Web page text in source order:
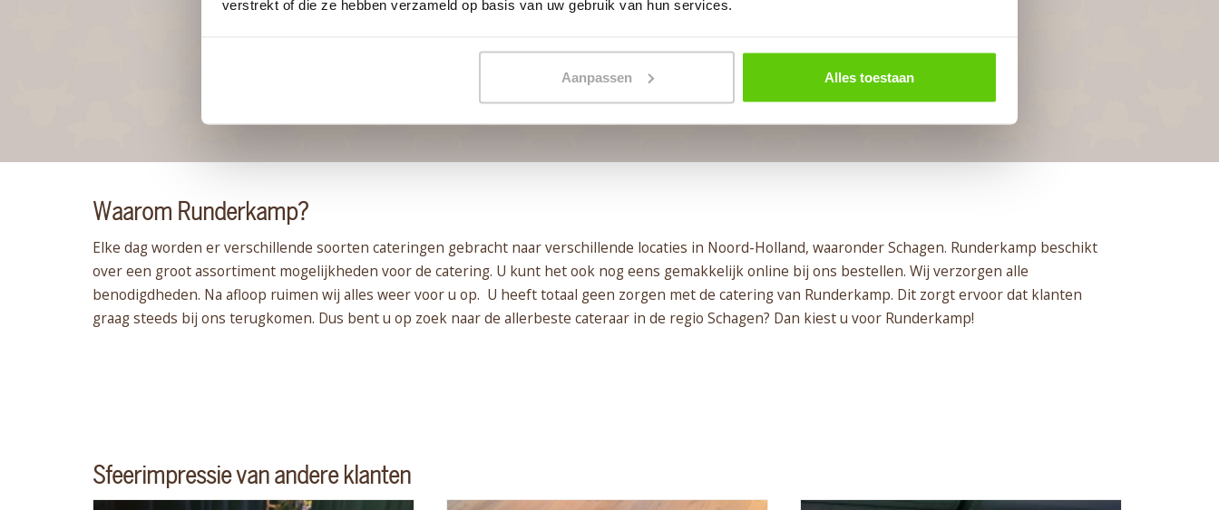
verstrekt of die ze hebben verzameld op basis van uw gebruik van hun services.
Aanpassen Alles toestaan
BEGIN MET PLANNEN
Waarom Runderkamp?
Elke dag worden er verschillende soorten cateringen gebracht naar verschillende locaties in Noord-Holland, waaronder Schagen. Runderkamp beschikt
over een groot assortiment mogelijkheden voor de catering. U kunt het ook nog eens gemakkelijk online bij ons bestellen. Wij verzorgen alle
benodigdheden. Na afloop ruimen wij alles weer voor u op. U heeft totaal geen zorgen met de catering van Runderkamp. Dit zorgt ervoor dat klanten
graag steeds bij ons terugkomen. Dus bent u op zoek naar de allerbeste cateraar in de regio Schagen? Dan kiest u voor Runderkamp!
Sfeerimpressie van andere klanten